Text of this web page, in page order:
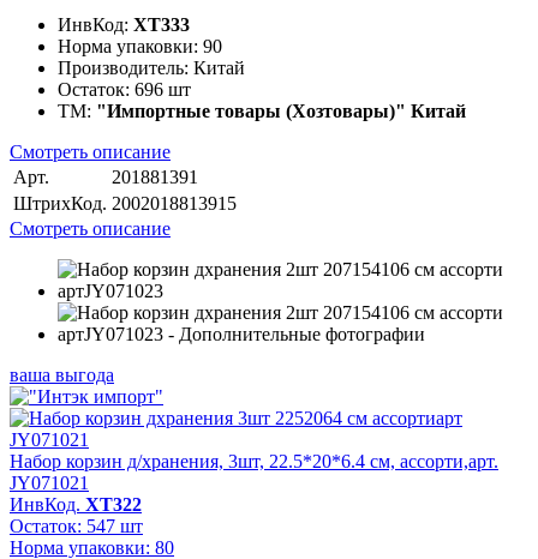
ИнвКод: ХТ333
Норма упаковки: 90
Производитель: Китай
Остаток: 696 шт
ТМ: "Импортные товары (Хозтовары)" Китай
Смотреть описание
Арт.
201881391
ШтрихКод. 2002018813915
Смотреть описание
ваша выгода
Набор корзин д/хранения, 3шт, 22.5*20*6.4 см, ассорти,арт.
JY071021
ИнвКод. ХТ322
Остаток: 547 шт
Норма упаковки: 80